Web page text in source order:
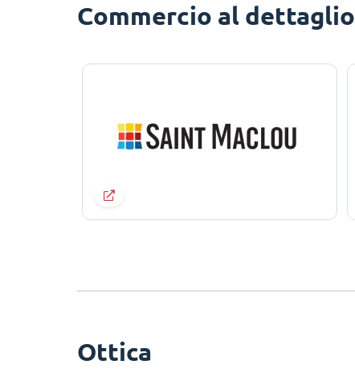
Commercio al dettaglio
Ottica